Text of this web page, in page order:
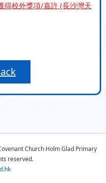
得校外獎項/嘉許 (長沙灣天
Church Holm Glad Primary
reserved.